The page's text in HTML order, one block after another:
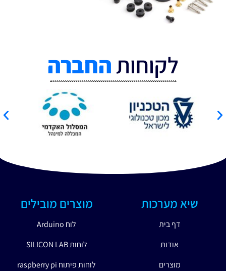
לקוחותהחברה
שיא מערכות
דף בית
אודות
מוצרים
מוצרים מובילים
לוח Arduino
לוחות SILICON LAB
לוחות פיתוח raspberry pi